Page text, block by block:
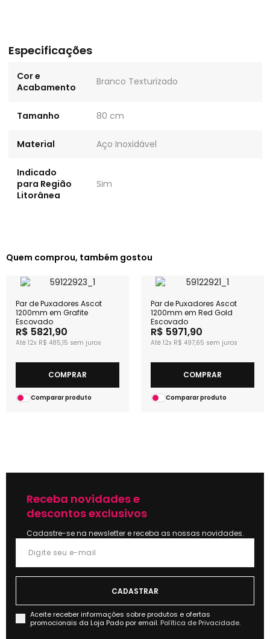
Especificações
Cor e
Acabamento
Branco Texturizado
Tamanho 80 cm
Material Aço Inoxidável
Indicado
para Região
Litorânea
Sim
Quem comprou, também gostou
Par de Puxadores Ascot
1200mm em Grafite
Escovado
R$ 5821,90
12x R$ 485,15
COMPRAR
Comparar produto
Par de Puxadores Ascot
1200mm em Red Gold
Escovado
R$ 5971,90
12x R$ 497,65
COMPRAR
Comparar produto
Receba novidades e
descontos exclusivos
Cadastre-se na newsletter e receba as nossas novidades.
Aceite receber informações sobre produtos e ofertas
promocionais da Loja Pado por email. Política de Privacidade.